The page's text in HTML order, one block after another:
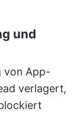
und
von App-
verlagert,